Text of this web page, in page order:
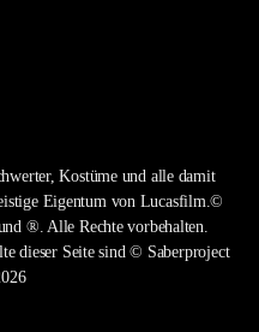
Kostüme und alle damit
Eigentum von Lucasfilm.©
®. Alle Rechte vorbehalten.
dieser Seite sind © Saberproject